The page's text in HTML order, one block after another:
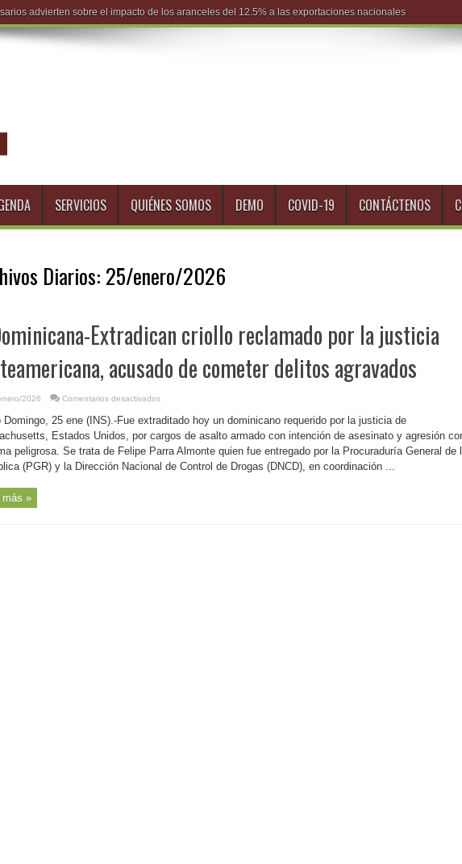
SERVICIOS QUIÉNES SOMOS DEMO COVID-19 CONTÁCTENOS
Diarios: 25/enero/2026
Extradican criollo reclamado por la justicia
acusado de cometer delitos agravados
2026 Comentarios desactivados
Extradican
criollo
reclamado
por
la
norteamericana,
Domingo, 25 ene (INS).-Fue extraditado hoy un dominicano requerido por la justicia de
Estados Unidos, por cargos de asalto armado con intención de asesinato y agresión
peligrosa. Se trata de Felipe Parra Almonte quien fue entregado por la Procuraduría General de
(PGR) y la Dirección Nacional de Control de Drogas (DNCD), en coordinación ...
más »